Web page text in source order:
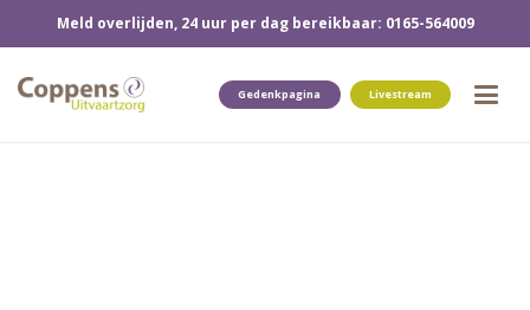
Meld overlijden, 24 uur per dag bereikbaar: 0165-564009
Gedenkpagina Livestream